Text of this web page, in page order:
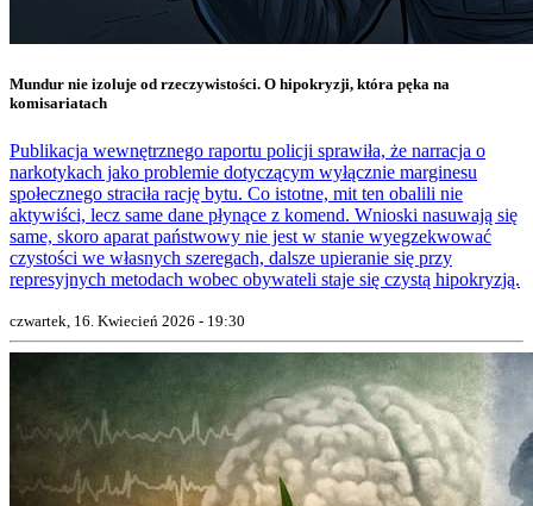
Mundur nie izoluje od rzeczywistości. O hipokryzji, która pęka na
komisariatach
Publikacja wewnętrznego raportu policji sprawiła, że narracja o
narkotykach jako problemie dotyczącym wyłącznie marginesu
społecznego straciła rację bytu. Co istotne, mit ten obalili nie
aktywiści, lecz same dane płynące z komend. Wnioski nasuwają się
same, skoro aparat państwowy nie jest w stanie wyegzekwować
czystości we własnych szeregach, dalsze upieranie się przy
represyjnych metodach wobec obywateli staje się czystą hipokryzją.
czwartek, 16. Kwiecień 2026 - 19:30